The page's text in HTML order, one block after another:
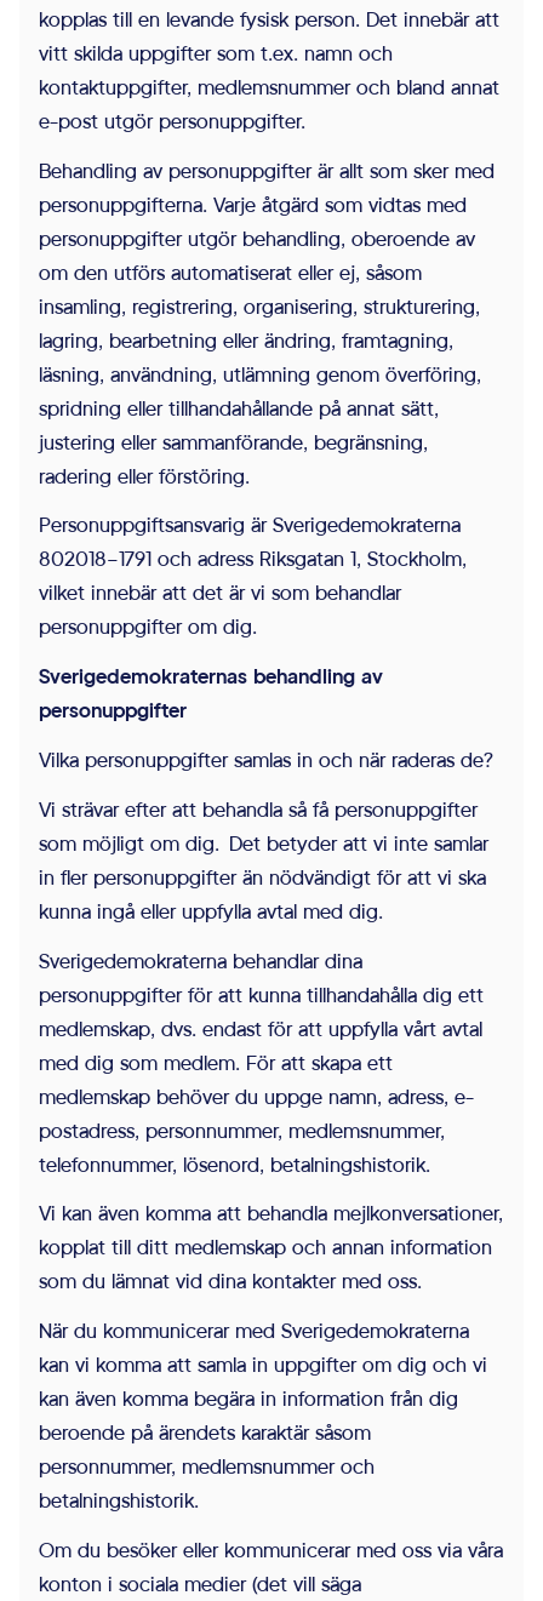
kopplas till en levande fysisk person. Det innebär att
vitt skilda uppgifter som t.ex. namn och
kontaktuppgifter, medlemsnummer och bland annat
e-post utgör personuppgifter.
Behandling av personuppgifter är allt som sker med
personuppgifterna. Varje åtgärd som vidtas med
personuppgifter utgör behandling, oberoende av
om den utförs automatiserat eller ej, såsom
insamling, registrering, organisering, strukturering,
lagring, bearbetning eller ändring, framtagning,
läsning, användning, utlämning genom överföring,
spridning eller tillhandahållande på annat sätt,
justering eller sammanförande, begränsning,
radering eller förstöring.
Personuppgiftsansvarig är Sverigedemokraterna
802018-1791 och adress Riksgatan 1, Stockholm,
vilket innebär att det är vi som behandlar
personuppgifter om dig.
Sverigedemokraternas behandling av
personuppgifter
Vilka personuppgifter samlas in och när raderas de?
Vi strävar efter att behandla så få personuppgifter
som möjligt om dig. Det betyder att vi inte samlar
in fler personuppgifter än nödvändigt för att vi ska
kunna ingå eller uppfylla avtal med dig.
Sverigedemokraterna behandlar dina
personuppgifter för att kunna tillhandahålla dig ett
medlemskap, dvs. endast för att uppfylla vårt avtal
med dig som medlem. För att skapa ett
medlemskap behöver du uppge namn, adress, e-
postadress, personnummer, medlemsnummer,
telefonnummer, lösenord, betalningshistorik.
Vi kan även komma att behandla mejlkonversationer,
kopplat till ditt medlemskap och annan information
som du lämnat vid dina kontakter med oss.
När du kommunicerar med Sverigedemokraterna
kan vi komma att samla in uppgifter om dig och vi
kan även komma begära in information från dig
beroende på ärendets karaktär såsom
personnummer, medlemsnummer och
betalningshistorik.
Om du besöker eller kommunicerar med oss via våra
konton i sociala medier (det vill säga
säkra områden
på
webbplatsen.
Webbplatsen
korrekt utan
dessa cookies.
Statistik
Cookies för
statistik hjälper
en
webbplatsägare
att förstå hur
interagerar med
webbplatser
genom att
samla och
rapportera in
information
Upplevelse
För att vår
webbplats
ska prestera
så bra som
möjligt under
ditt besök.
Om du nekar
de här
kakorna
kommer viss
funktionalitet
att försvinna
Marknadsföring
Cookies för
marknadsföring
används för att spåra
webbplatser. Avsikten
är att visa annonser